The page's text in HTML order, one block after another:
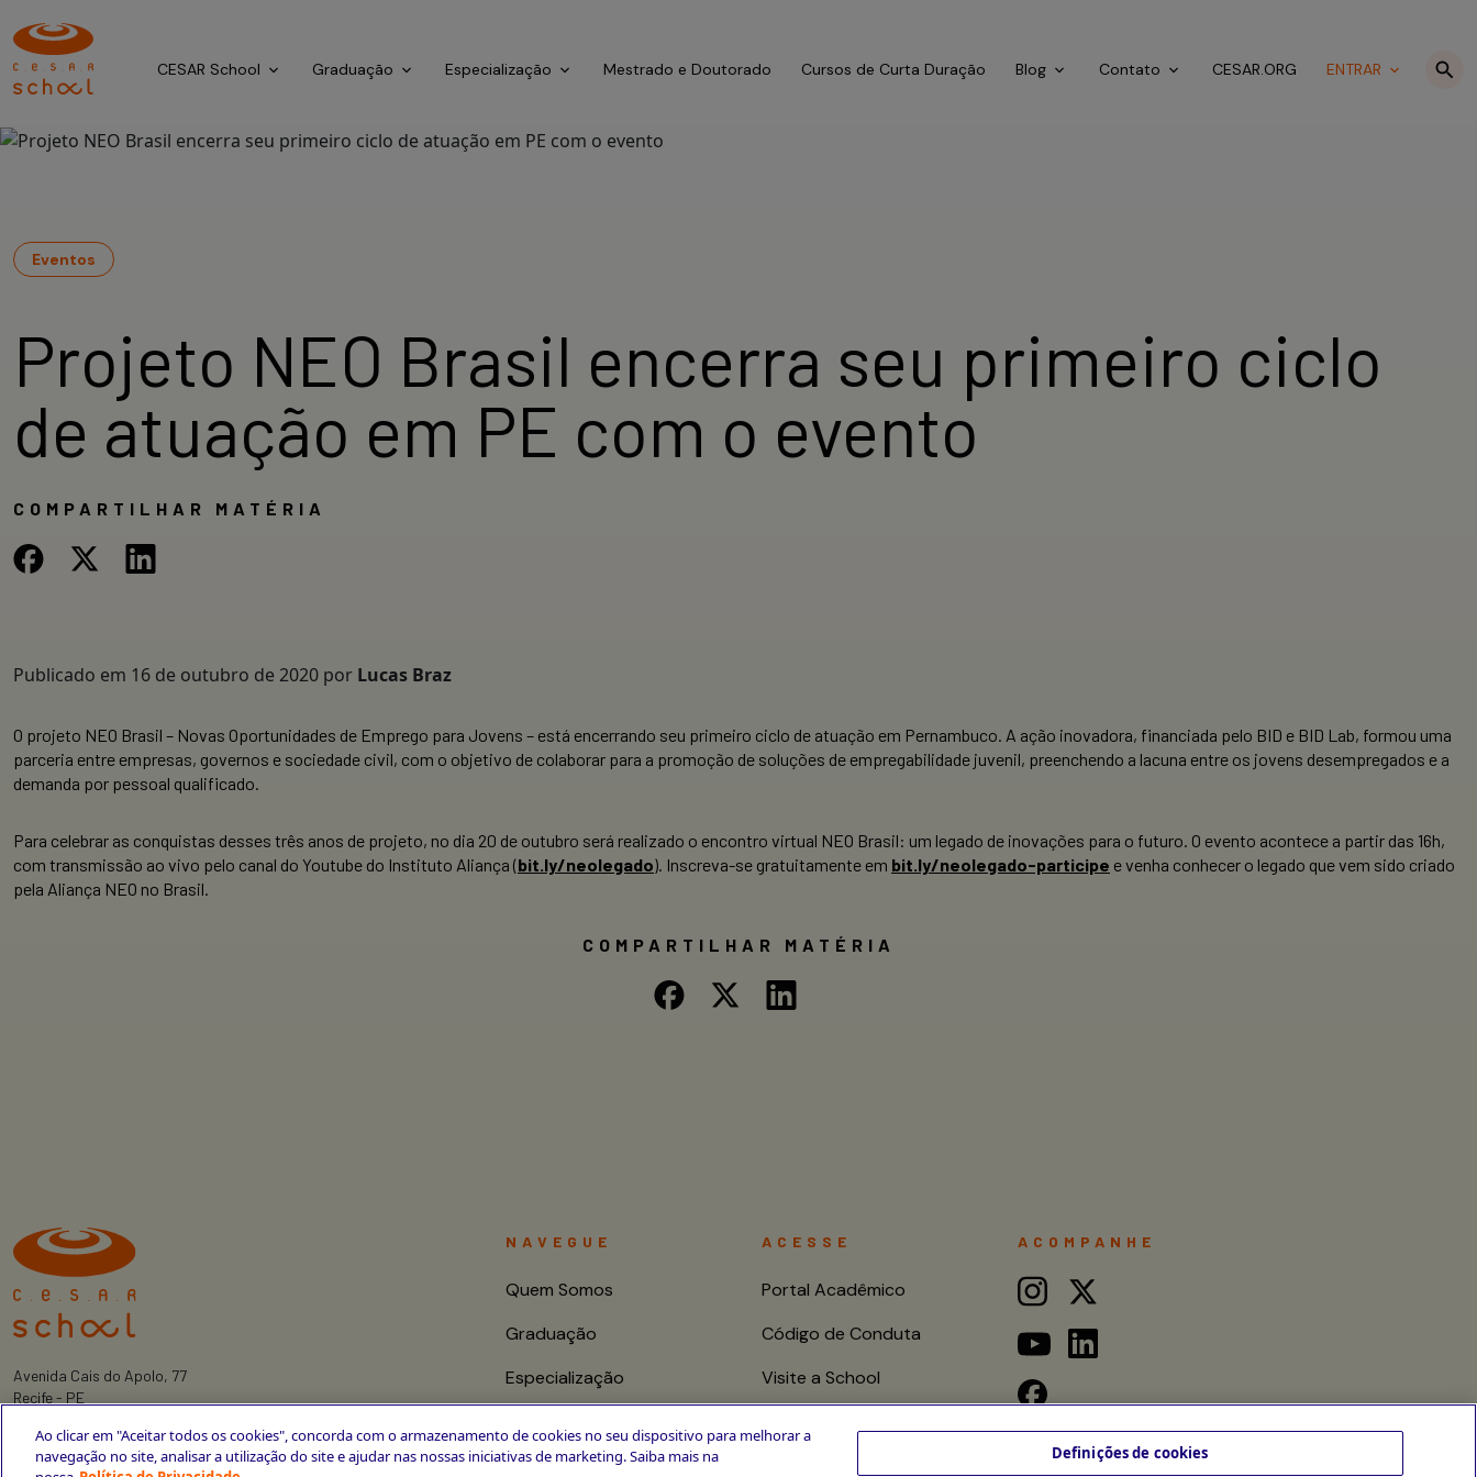
CESAR School Graduação Especialização Mestrado e Doutorado Cursos de Curta Duração Blog Contato CESAR.ORG ENTRAR
Eventos
Projeto NEO Brasil encerra seu primeiro ciclo
de atuação em PE com o evento
COMPARTILHAR MATÉRIA
Publicado em 16 de outubro de 2020 por Lucas Braz
O projeto NEO Brasil – Novas Oportunidades de Emprego para Jovens – está encerrando seu primeiro ciclo de atuação em Pernambuco. A ação inovadora, financiada pelo BID e BID Lab, formou uma
parceria entre empresas, governos e sociedade civil, com o objetivo de colaborar para a promoção de soluções de empregabilidade juvenil, preenchendo a lacuna entre os jovens desempregados e a
demanda por pessoal qualificado.
Para celebrar as conquistas desses três anos de projeto, no dia 20 de outubro será realizado o encontro virtual NEO Brasil: um legado de inovações para o futuro. O evento acontece a partir das 16h,
com transmissão ao vivo pelo canal do Youtube do Instituto Aliança (bit.ly/neolegado). Inscreva-se gratuitamente em bit.ly/neolegado-participe e venha conhecer o legado que vem sido criado
pela Aliança NEO no Brasil.
COMPARTILHAR MATÉRIA
Avenida Cais do Apolo, 77
Recife - PE
+55 81 3419-6700
NAVEGUE
Quem Somos
Graduação
Especialização
Cursos de Curta
ACESSE
Portal Acadêmico
Código de Conduta
Visite a School
ACOMPANHE
Ao clicar em "Aceitar todos os cookies", concorda com o armazenamento de cookies no seu dispositivo para melhorar a
navegação no site, analisar a utilização do site e ajudar nas nossas iniciativas de marketing. Saiba mais na
Definições de cookies